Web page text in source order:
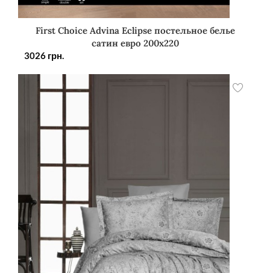
First Choice Advina Eclipse постельное белье
сатин евро 200х220
3026 грн.